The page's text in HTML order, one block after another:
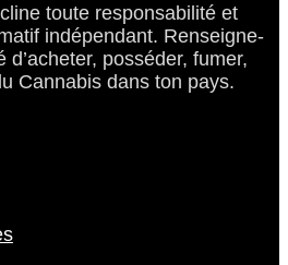
toute responsabilité et
indépendant. Renseigne-
posséder, fumer,
Cannabis dans ton pays.